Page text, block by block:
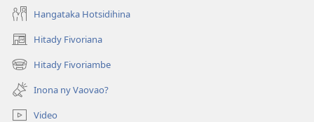
Hangataka Hotsidihina
Hitady Fivoriana
(manokatra
rohy) Hitady Fivoriambe
(manokatra
rohy) Inona ny Vaovao?
Video